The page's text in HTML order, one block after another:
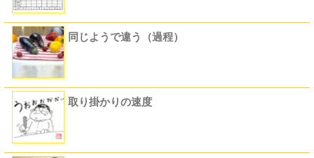
同じようで違う（過程）
取り掛かりの速度